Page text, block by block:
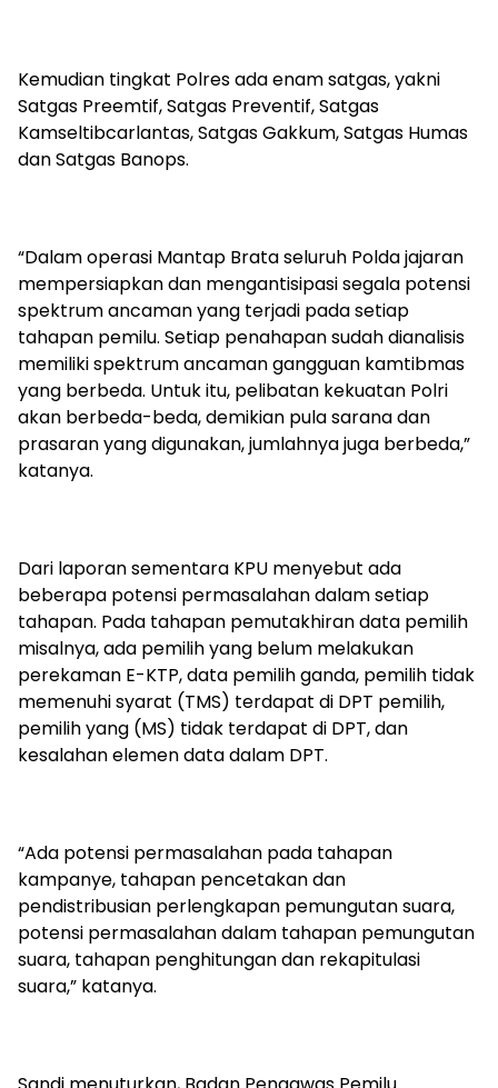
Kemudian tingkat Polres ada enam satgas, yakni
Satgas Preemtif, Satgas Preventif, Satgas
Kamseltibcarlantas, Satgas Gakkum, Satgas Humas
dan Satgas Banops.
“Dalam operasi Mantap Brata seluruh Polda jajaran
mempersiapkan dan mengantisipasi segala potensi
spektrum ancaman yang terjadi pada setiap
tahapan pemilu. Setiap penahapan sudah dianalisis
memiliki spektrum ancaman gangguan kamtibmas
yang berbeda. Untuk itu, pelibatan kekuatan Polri
akan berbeda-beda, demikian pula sarana dan
prasaran yang digunakan, jumlahnya juga berbeda,”
katanya.
Dari laporan sementara KPU menyebut ada
beberapa potensi permasalahan dalam setiap
tahapan. Pada tahapan pemutakhiran data pemilih
misalnya, ada pemilih yang belum melakukan
perekaman E-KTP, data pemilih ganda, pemilih tidak
memenuhi syarat (TMS) terdapat di DPT pemilih,
pemilih yang (MS) tidak terdapat di DPT, dan
kesalahan elemen data dalam DPT.
“Ada potensi permasalahan pada tahapan
kampanye, tahapan pencetakan dan
pendistribusian perlengkapan pemungutan suara,
potensi permasalahan dalam tahapan pemungutan
suara, tahapan penghitungan dan rekapitulasi
suara,” katanya.